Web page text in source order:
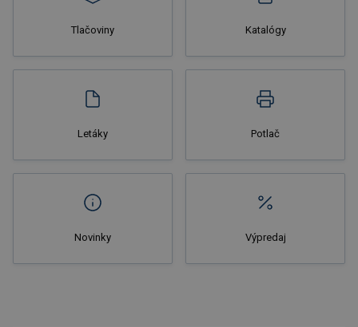
Tlačoviny Katalógy
Letáky Potlač
Novinky Výpredaj